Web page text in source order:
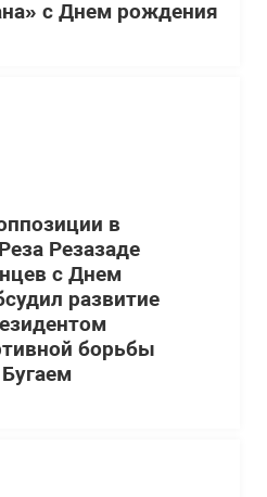
с Днем рождения
в
Резазаде
с Днем
развитие
борьбы